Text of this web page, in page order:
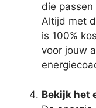
die
Altijd met
is 100%
voor jouw
Bekijk het